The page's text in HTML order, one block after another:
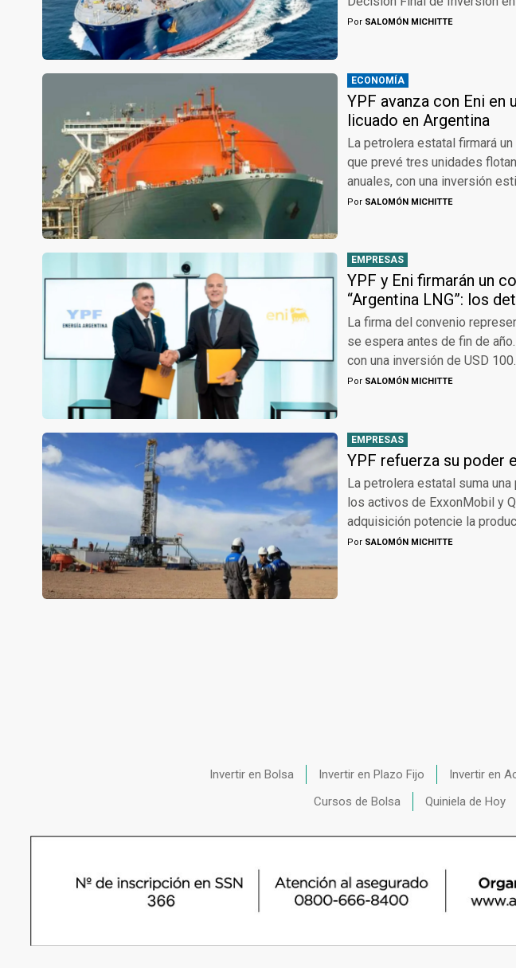
Por SALOMÓN MICHITTE
ECONOMÍA
YPF avanza con Eni en
licuado en Argentina
La petrolera estatal firmará
que prevé tres unidades
anuales, con una inversión
Por SALOMÓN MICHITTE
EMPRESAS
YPF y Eni firmarán un
“Argentina LNG”: los
La firma del convenio
se espera antes de fin de
con una inversión de USD
Por SALOMÓN MICHITTE
EMPRESAS
YPF refuerza su poder
La petrolera estatal suma
los activos de ExxonMobil y
adquisición potencie la
Por SALOMÓN MICHITTE
Invertir en Bolsa Invertir en Plazo Fijo Invertir en
Cursos de Bolsa
Quiniela de Hoy